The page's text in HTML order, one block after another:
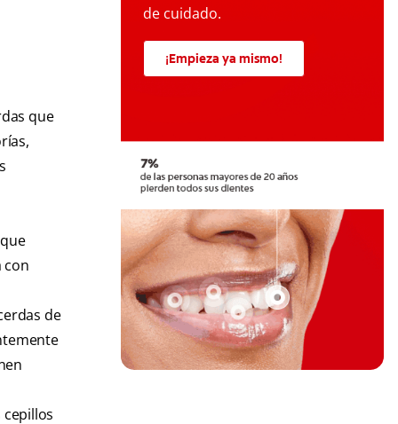
que
con
de
de cuidado.
¡Empieza ya mismo!